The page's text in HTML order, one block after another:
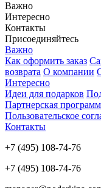
Важно
Интересно
Контакты
Присоединяйтесь
Важно
Как оформить заказ
возврата О компании
Интересно
Идеи для подарков
Партнерская
Пользовательское
Контакты
+7 (495) 108-74-76
+7 (495) 108-74-76